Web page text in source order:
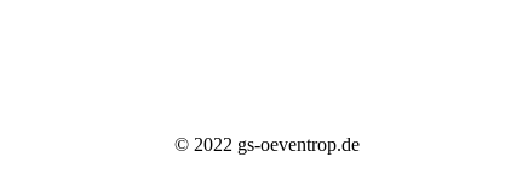
© 2022 gs-oeventrop.de